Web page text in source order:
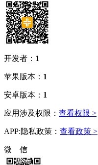
开发者： 1
苹果版本： 1
安卓版本： 1
应用涉及权限： 查看权限 >
APP:隐私政策： 查看政策 >
微 信